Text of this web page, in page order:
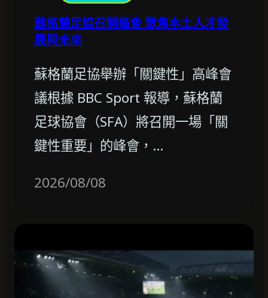
蘇格蘭足協召開峰會 聚焦本土人才發
展與未來
蘇格蘭足協舉辦「關鍵性」高峰會
議根據 BBC Sport 報導，蘇格蘭
足球協會（SFA）將召開一場「關
鍵性重要」的峰會，…
2026/08/08